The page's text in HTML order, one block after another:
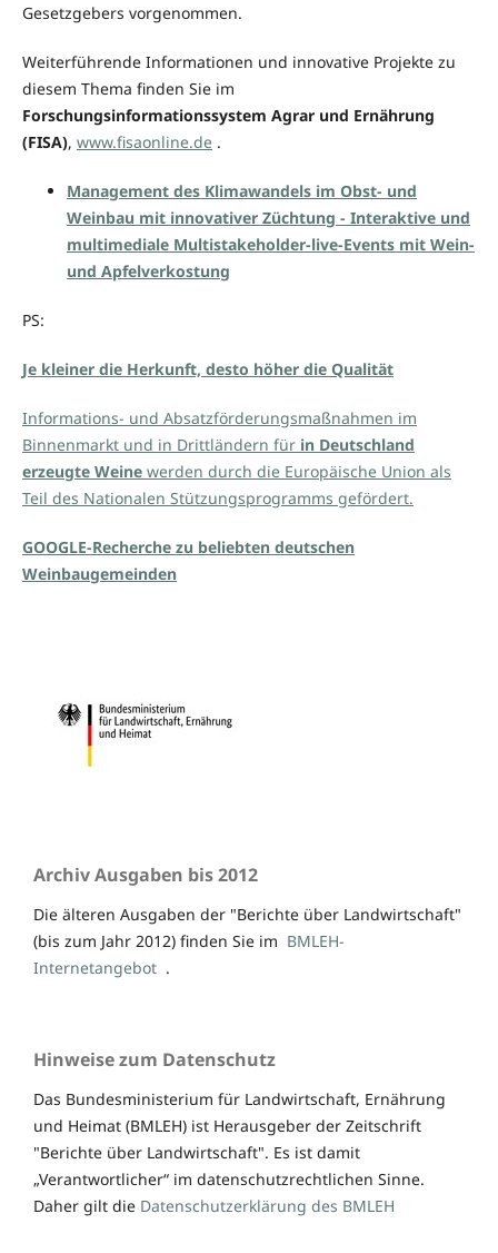
Gesetzgebers vorgenommen.
Weiterführende Informationen und innovative Projekte zu
diesem Thema finden Sie im
Forschungsinformationssystem Agrar und Ernährung
(FISA), www.fisaonline.de.
Management des Klimawandels im Obst- und
Weinbau mit innovativer Züchtung - Interaktive und
multimediale Multistakeholder-live-Events mit Wein-
und Apfelverkostung
PS:
Je kleiner die Herkunft, desto höher die Qualität
Informations- und Absatzförderungsmaßnahmen im
Binnenmarkt und in Drittländern für in Deutschland
erzeugte Weinewerden durch die Europäische Union als
Teil des Nationalen Stützungsprogramms gefördert.
GOOGLE-Recherche zu beliebten deutschen
Weinbaugemeinden
Archiv Ausgaben bis 2012
Die älteren Ausgaben der "Berichte über Landwirtschaft"
(bis zum Jahr 2012) finden Sie im BMLEH-
Internetangebot .
Hinweise zum Datenschutz
Das Bundesministerium für Landwirtschaft, Ernährung
und Heimat (BMLEH) ist Herausgeber der Zeitschrift
"Berichte über Landwirtschaft". Es ist damit
„Verantwortlicher“ im datenschutzrechtlichen Sinne.
Daher gilt die Datenschutzerklärung des BMLEH